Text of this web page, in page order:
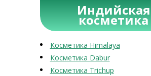
Индийская
косметика
Косметика Himalaya
Косметика Dabur
Косметика Trichup